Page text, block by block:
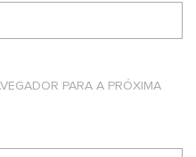
PARA A PRÓXIMA